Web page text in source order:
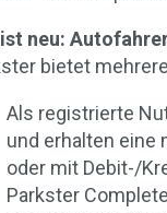
ist neu:
bietet
Als registrierte
und erhalten eine
oder mit Debit-/
Parkster